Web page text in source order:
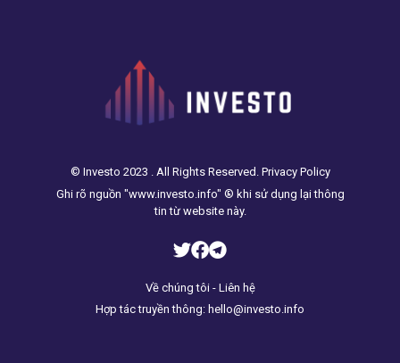
© Investo 2023 . All Rights Reserved. Privacy Policy
Ghi rõ nguồn "www.investo.info" ® khi sử dụng lại thông
tin từ website này.
Về chúng tôi - Liên hệ
Hợp tác truyền thông: hello@investo.info